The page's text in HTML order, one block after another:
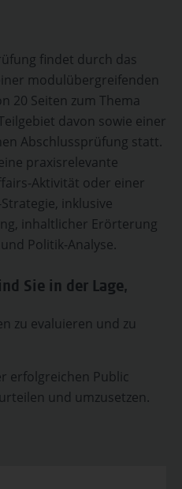
findet durch das
modulübergreifenden
20 Seiten zum Thema
davon sowie einer
Abschlussprüfung statt.
praxisrelevante
Aktivität oder einer
inklusive
inhaltlicher Erörterung
Politik-Analyse.
Sie in der Lage,
zu evaluieren und zu
erfolgreichen Public
und umzusetzen.